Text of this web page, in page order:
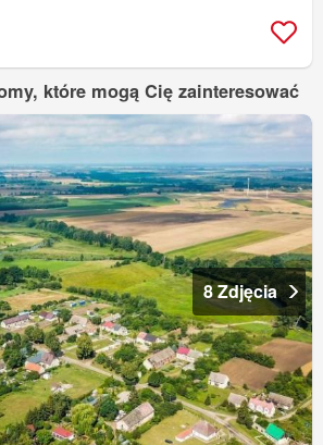
które mogą Cię zainteresować
8 Zdjęcia